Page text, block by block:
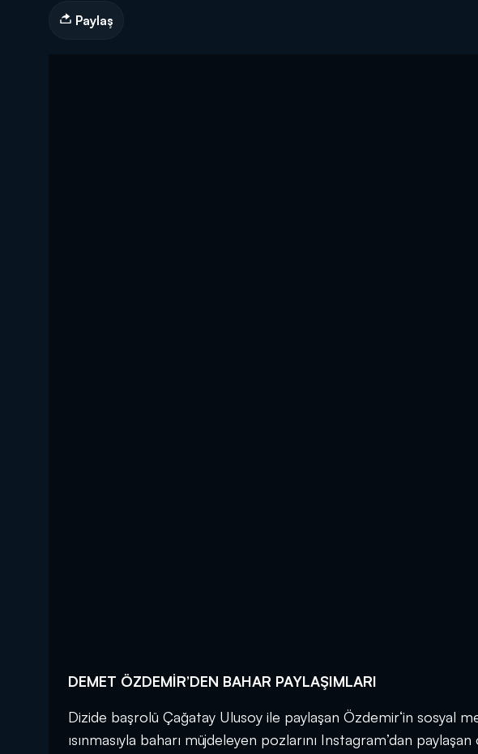
Paylaş
DEMET ÖZDEMİR’DEN BAHAR PAYLAŞIMLARI
Dizide başrolü Çağatay Ulusoy ile paylaşan Özdemir‘in sosyal
ısınmasıyla baharı müjdeleyen pozlarını Instagram’dan